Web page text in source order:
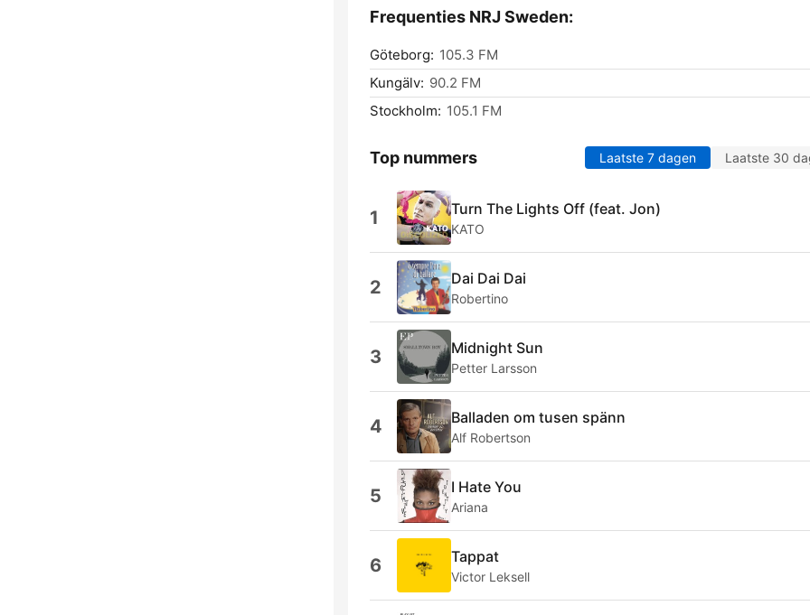
Frequenties NRJ Sweden:
Göteborg: 105.3 FM
Kungälv: 90.2 FM
Stockholm: 105.1 FM
Top nummers Laatste 7 dagen Laatste 30
1 Turn The Lights Off (feat. Jon)
KATO
2 Dai Dai Dai
Robertino
3 Midnight Sun
Petter Larsson
4 Balladen om tusen spänn
Alf Robertson
5 I Hate You
Ariana
6 Tappat
Victor Leksell